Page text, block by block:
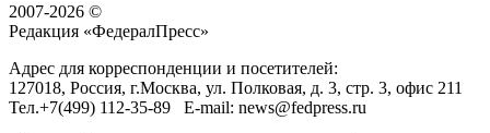
2007-2026 ©
Редакция «ФедералПресс»
Адрес для корреспонденции и посетителей:
127018, Россия, г.Москва, ул. Полковая, д. 3, стр. 3, офис 211
Тел.+7(499) 112-35-89 E-mail: news@fedpress.ru